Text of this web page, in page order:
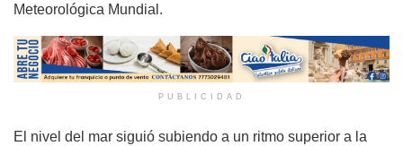
Meteorológica Mundial.
PUBLICIDAD
El nivel del mar siguió subiendo a un ritmo superior a la